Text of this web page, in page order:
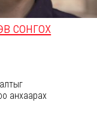
сонгох
анхаарах